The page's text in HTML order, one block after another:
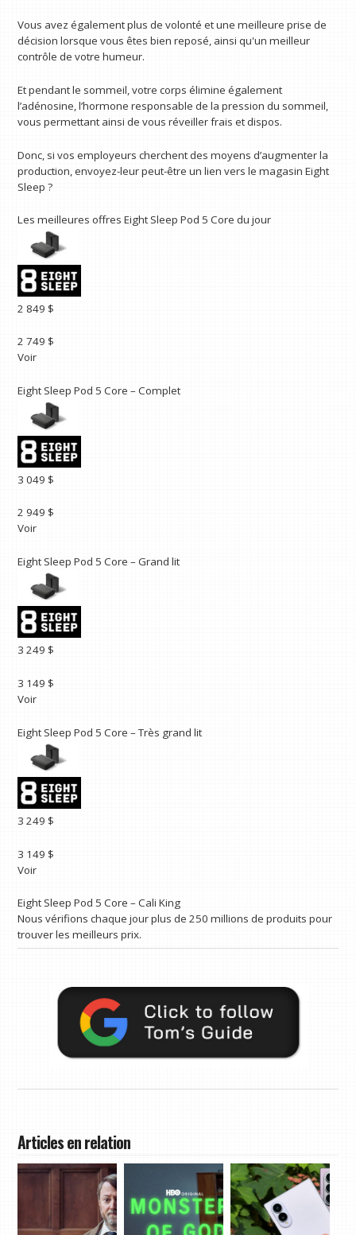
Vous avez également plus de volonté et une meilleure prise de
décision lorsque vous êtes bien reposé, ainsi qu'un meilleur
contrôle de votre humeur.
Et pendant le sommeil, votre corps élimine également
l’adénosine, l’hormone responsable de la pression du sommeil,
vous permettant ainsi de vous réveiller frais et dispos.
Donc, si vos employeurs cherchent des moyens d’augmenter la
production, envoyez-leur peut-être un lien vers le magasin Eight
Sleep ?
Les meilleures offres Eight Sleep Pod 5 Core du jour
2 849 $
2 749 $
Voir
Eight Sleep Pod 5 Core – Complet
3 049 $
2 949 $
Voir
Eight Sleep Pod 5 Core – Grand lit
3 249 $
3 149 $
Voir
Eight Sleep Pod 5 Core – Très grand lit
3 249 $
3 149 $
Voir
Eight Sleep Pod 5 Core – Cali King
Nous vérifions chaque jour plus de 250 millions de produits pour
trouver les meilleurs prix.
Articles en relation